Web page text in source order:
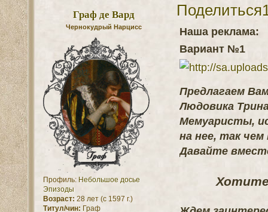
Поделиться
Граф де Вард
Чернокудрый Нарцисс
Профиль: Небольшое досье
Эпизоды
Возраст: 28 лет (с 1597 г.)
Титул/чин: Граф
Наша реклама:
Вариант №1
Предлагаем
Людовика
Мемуаристы,
на нее, так
Давайте
Хотите